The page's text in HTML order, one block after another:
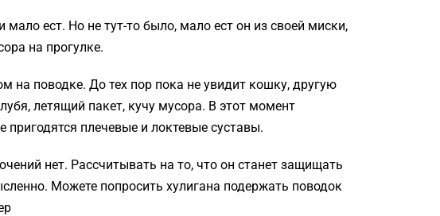
ест. Но не тут-то было, мало ест он из своей миски,
на прогулке.
на поводке. До тех пор пока не увидит кошку, другую
летящий пакет, кучу мусора. В этот момент
плечевые и локтевые суставы.
нет. Рассчитывать на то, что он станет защищать
Можете попросить хулигана подержать поводок